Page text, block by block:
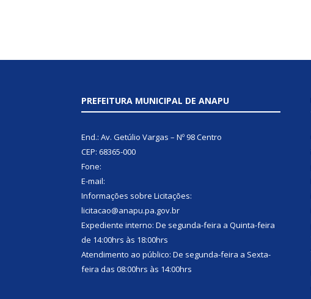
PREFEITURA MUNICIPAL DE ANAPU
End.: Av. Getúlio Vargas – Nº 98 Centro
CEP: 68365-000
Fone:
E-mail:
Informações sobre Licitações:
licitacao@anapu.pa.gov.br
Expediente interno: De segunda-feira a Quinta-feira
de 14:00hrs às 18:00hrs
Atendimento ao público: De segunda-feira a Sexta-
feira das 08:00hrs às 14:00hrs